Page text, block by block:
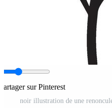
sur Pinterest
noir illustration de une